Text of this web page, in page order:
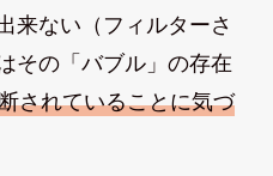
来ない（フィルターさ
その「バブル」の存在
されていることに気づ